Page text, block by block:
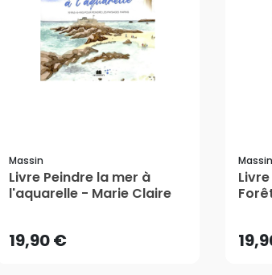
Massin
Livre Peindre la mer à
l'aquarelle - Marie Claire
19,90 €
19,90 €
AJOUTER AU PANIER
Massin